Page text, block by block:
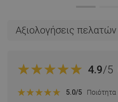
Αξιολογήσεις πελατών
4.9/5
5.0/5 Ποιότητα